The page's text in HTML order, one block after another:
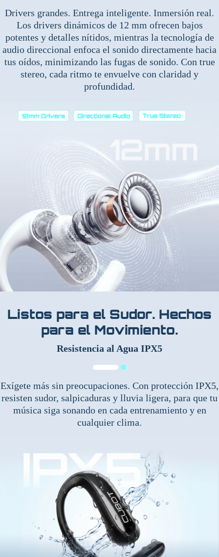
Drivers grandes. Entrega inteligente. Inmersión real.
Los drivers dinámicos de 12 mm ofrecen bajos
potentes y detalles nítidos, mientras la tecnología de
audio direccional enfoca el sonido directamente hacia
tus oídos, minimizando las fugas de sonido. Con true
stereo, cada ritmo te envuelve con claridad y
profundidad.
Listos para el Sudor. Hechos
para el Movimiento.
Resistencia al Agua IPX5
Exígete más sin preocupaciones. Con protección IPX5,
resisten sudor, salpicaduras y lluvia ligera, para que tu
música siga sonando en cada entrenamiento y en
cualquier clima.